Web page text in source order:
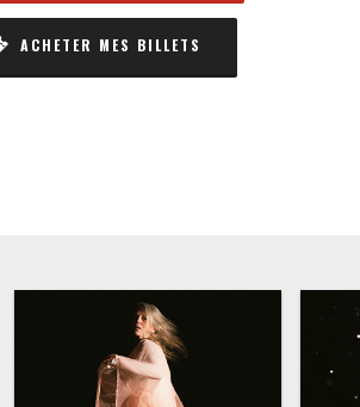
ACHETER MES BILLETS